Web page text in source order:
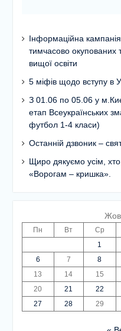
Інформаційна
тимчасово окупованих
вищої освіти
5 міфів щодо вступу в
З 01.06 по 05.06 у
етап Всеукраїнських
футбол 1-4 класи)
Останній дзвоник –
Щиро дякуємо усім,
«Ворогам – кришка».
Пн Вт Ср
1
6
7 8
13
14 15
20
21 22
27
28 29